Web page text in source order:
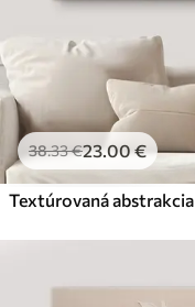
38.33€23.00€
Textúrovaná abstrakcia